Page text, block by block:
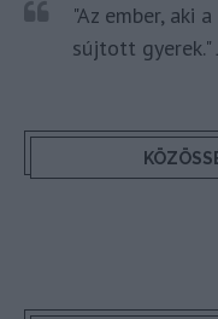
"Az ember, aki
sújtott gyerek."